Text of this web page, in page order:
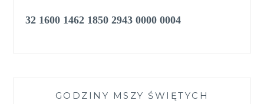
32 1600 1462 1850 2943 0000 0004
GODZINY MSZY ŚWIĘTYCH